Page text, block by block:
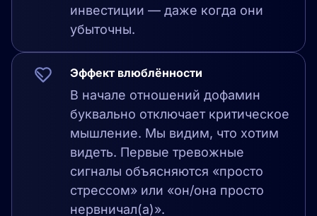
инвестиции — даже когда они
убыточны.
Эффект влюблённости
В начале отношений дофамин
буквально отключает критическое
мышление. Мы видим, что хотим
видеть. Первые тревожные
сигналы объясняются «просто
стрессом» или «он/она просто
нервничал(а)».